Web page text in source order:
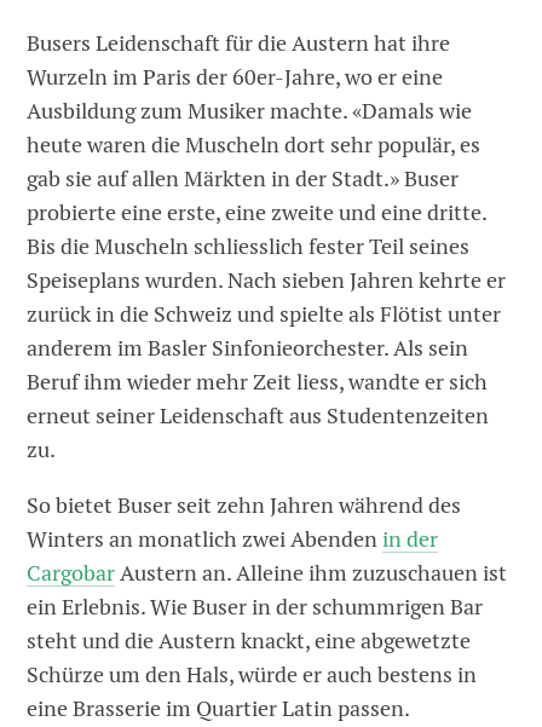
Busers Leidenschaft für die Austern hat ihre
Wurzeln im Paris der 60er-Jahre, wo er eine
Ausbildung zum Musiker machte. «Damals wie
heute waren die Muscheln dort sehr populär, es
gab sie auf allen Märkten in der Stadt.» Buser
probierte eine erste, eine zweite und eine dritte.
Bis die Muscheln schliesslich fester Teil seines
Speiseplans wurden. Nach sieben Jahren kehrte er
zurück in die Schweiz und spielte als Flötist unter
anderem im Basler Sinfonieorchester. Als sein
Beruf ihm wieder mehr Zeit liess, wandte er sich
erneut seiner Leidenschaft aus Studentenzeiten
zu.
So bietet Buser seit zehn Jahren während des
Winters an monatlich zwei Abenden in der
Cargobar Austern an. Alleine ihm zuzuschauen ist
ein Erlebnis. Wie Buser in der schummrigen Bar
steht und die Austern knackt, eine abgewetzte
Schürze um den Hals, würde er auch bestens in
eine Brasserie im Quartier Latin passen.